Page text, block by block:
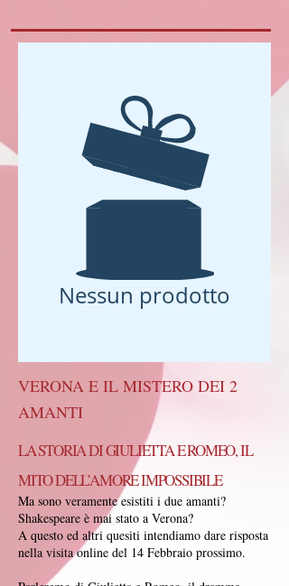
Nessun prodotto
VERONA E IL MISTERO DEI 2
AMANTI
LA STORIA DI GIULIETTA E ROMEO, IL
MITO DELL’AMORE IMPOSSIBILE
Ma sono veramente esistiti i due amanti?
Shakespeare è mai stato a Verona?
A questo ed altri quesiti intendiamo dare risposta
nella visita online del 14 Febbraio prossimo.